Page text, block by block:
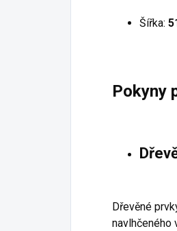
Šířka:
Pokyny
Dřevěné
navlhčeného